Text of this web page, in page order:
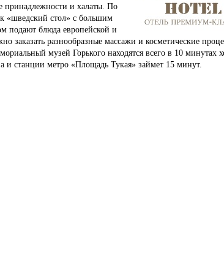
принадлежности и халаты. По
«шведский стол» с большим
подают блюда европейской и
заказать разнообразные массажи и косметические
музей Горького находятся всего в 10 минутах
и станции метро «Площадь Тукая» займет 15 минут.